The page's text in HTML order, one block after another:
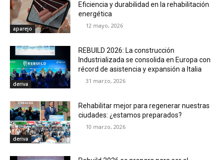
aparejo
Eficiencia y durabilidad en la rehabilitación
energética
12 mayo, 2026
deriva
REBUILD 2026: La construcción
Industrializada se consolida en Europa con
récord de asistencia y expansión a Italia
31 marzo, 2026
deriva
Rehabilitar mejor para regenerar nuestras
ciudades: ¿estamos preparados?
10 marzo, 2026